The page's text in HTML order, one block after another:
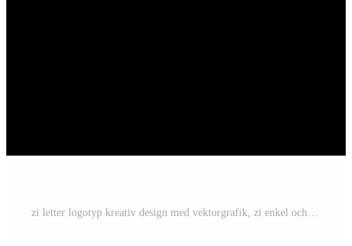
zi letter logotyp kreativ design med vektorgrafik, zi enkel och modern logotyp. Pro Vektor